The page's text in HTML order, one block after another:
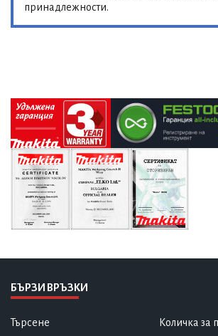
принадлежности.
БЪРЗИ ВРЪЗКИ
Търсене
Количка за